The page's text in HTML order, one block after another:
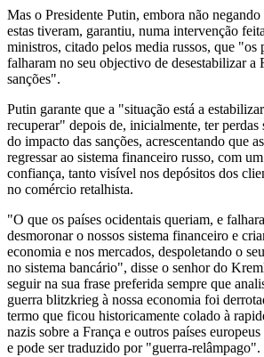
Mas o Presidente Putin, embora não
estas tiveram, garantiu, numa intervenção
ministros, citado pelos media russos, que "os
falharam no seu objectivo de desestabilizar a
sanções".
Putin garante que a "situação está a
recuperar" depois de, inicialmente, ter perdas
do impacto das sanções, acrescentando que
regressar ao sistema financeiro russo, com
confiança, tanto visível nos depósitos dos
no comércio retalhista.
"O que os países ocidentais queriam, e
desmoronar o nossos sistema financeiro e
economia e nos mercados, despoletando o
no sistema bancário", disse o senhor do
seguir na sua frase preferida sempre que
guerra blitzkrieg à nossa economia foi
termo que ficou historicamente colado à
nazis sobre a França e outros países
e pode ser traduzido por "guerra-relâmpago".